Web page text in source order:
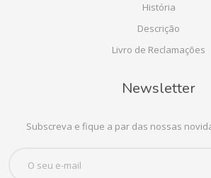
História
Descrição
Livro de Reclamações
Newsletter
Subscreva e fique a par das nossas